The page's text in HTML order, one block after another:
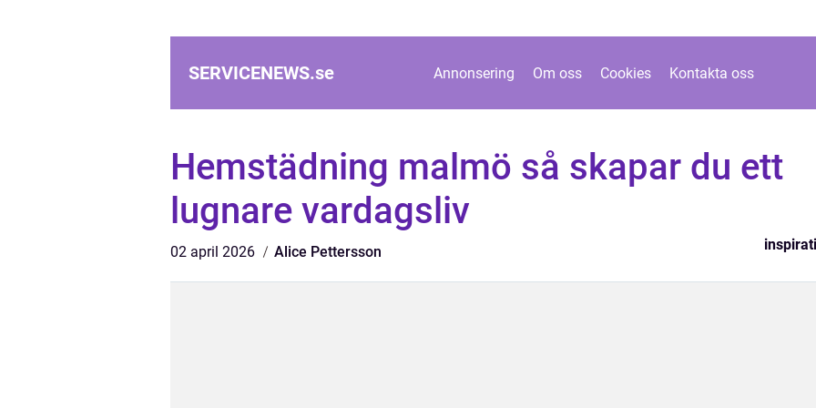
SERVICENEWS.se Annonsering Om oss Cookies Kontakta oss
Hemstädning malmö så skapar du ett
lugnare vardagsliv
02 april 2026 Alice Pettersson